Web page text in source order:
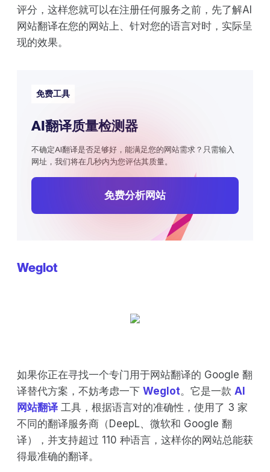
评分，这样您就可以在注册任何服务之前，先了解AI
网站翻译在您的网站上、针对您的语言对时，实际呈
现的效果。
免费工具
AI翻译质量检测器
不确定AI翻译是否足够好，能满足您的网站需求？只需输入
网址，我们将在几秒内为您评估其质量。
免费分析网站
Weglot
如果你正在寻找一个专门用于网站翻译的 Google 翻
译替代方案，不妨考虑一下 Weglot。它是一款 AI
网站翻译 工具，根据语言对的准确性，使用了 3 家
不同的翻译服务商（DeepL、微软和 Google 翻
译），并支持超过 110 种语言，这样你的网站总能获
得最准确的翻译。